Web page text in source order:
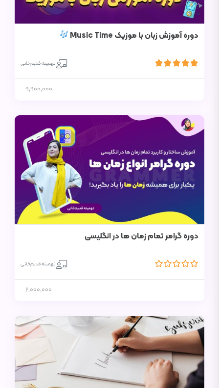
دوره آموزش زبان با موزیک Music Time
تهمینه قدیم‌خانی
9,900,000
دوره گرامر تمام زمان ها در انگلیسی
تهمینه قدیم‌خانی
2,000,000